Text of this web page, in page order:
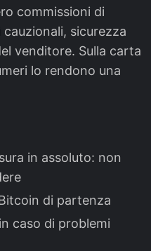
commissioni di
sicurezza
venditore. Sulla carta
lo rendono una
in assoluto: non
di partenza
caso di problemi